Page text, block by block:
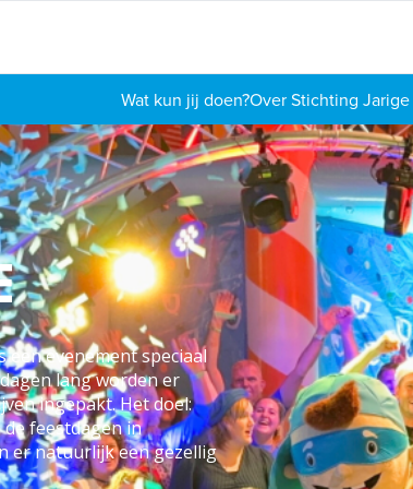
Wat kun jij doen?Over Stichting
een evenement speciaal
lang worden er
ingepakt. Het doel:
feestdagen in
er natuurlijk een gezellig